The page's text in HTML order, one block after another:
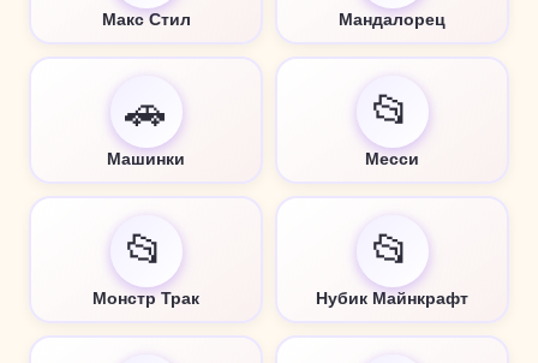
Макс Стил Мандалорец
🚗
Машинки
📂
Месси
📂
Монстр Трак
📂
Нубик Майнкрафт